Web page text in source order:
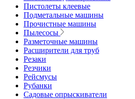
Пистолеты клеевые
Подметальные машины
Прочистные машины
Пылесосы
Разметочные машины
Расширители для труб
Резаки
Резчики
Рейсмусы
Рубанки
Садовые опрыскиватели